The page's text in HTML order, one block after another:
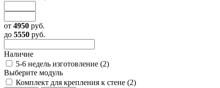
от 4950 руб.
до 5550 руб.
Наличие
5-6 недель изготовление (2)
Выберите модуль
Комплект для крепления к стене (2)